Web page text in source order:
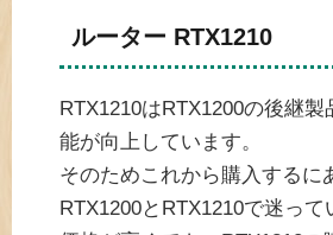
ルーター RTX1210
RTX1210はRTX1200の後継
能が向上しています。
そのためこれから購入するに
RTX1200とRTX1210で迷って